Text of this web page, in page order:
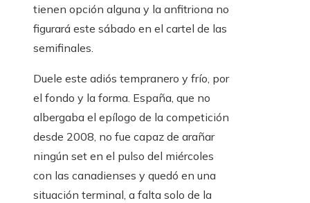
tienen opción alguna y la anfitriona no
figurará este sábado en el cartel de las
semifinales.
Duele este adiós tempranero y frío, por
el fondo y la forma. España, que no
albergaba el epílogo de la competición
desde 2008, no fue capaz de arañar
ningún set en el pulso del miércoles
con las canadienses y quedó en una
situación terminal, a falta solo de la